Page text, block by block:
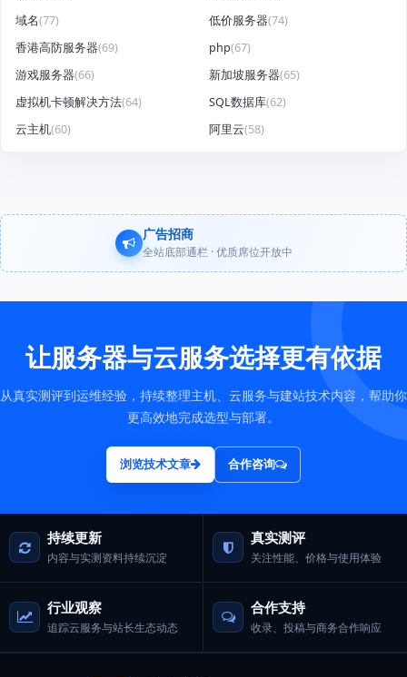
域名(77) 低价服务器(74)
香港高防服务器(69) php(67)
游戏服务器(66) 新加坡服务器(65)
虚拟机卡顿解决方法(64) SQL数据库(62)
云主机(60) 阿里云(58)
广告招商
全站底部通栏 · 优质席位开放中
让服务器与云服务选择更有依据
从真实测评到运维经验，持续整理主机、云服务与建站技术内容，帮助你
更高效地完成选型与部署。
浏览技术文章 合作咨询
持续更新
内容与实测资料持续沉淀
真实测评
关注性能、价格与使用体验
行业观察
追踪云服务与站长生态动态
合作支持
收录、投稿与商务合作响应